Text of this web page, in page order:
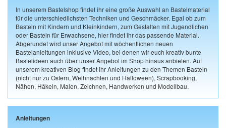
In unserem Bastelshop findet ihr eine große Auswahl an Bastelmaterial
für die unterschiedlichsten Techniken und Geschmäcker. Egal ob zum
Basteln mit Kindern und Kleinkindern, zum Gestalten mit Jugendlichen
oder Basteln für Erwachsene, hier findet ihr das passende Material.
Abgerundet wird unser Angebot mit wöchentlichen neuen
Bastelanleitungen inklusive Video, bei denen wir euch kreativ bunte
Bastelideen auch über unser Angebot im Shop hinaus anbieten. Auf
unserem kreativen Blog findet ihr Anleitungen zu den Themen Basteln
(nicht nur zu Ostern, Weihnachten und Halloween), Scrapbooking,
Nähen, Häkeln, Malen, Zeichnen, Handwerken und Modellbau.
Anleitungen